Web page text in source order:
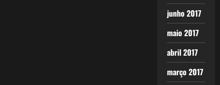
junho 2017
maio 2017
abril 2017
março 2017